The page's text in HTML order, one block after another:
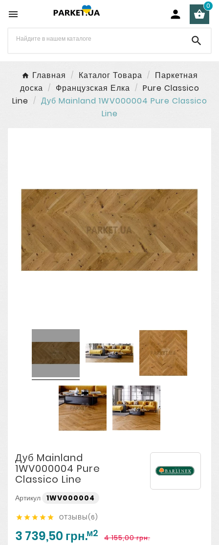
  
0

Главная Каталог Товара
Паркетная
доска
Французская Елка
Pure Classico
Line
Дуб Mainland 1WV000004 Pure Classico
Line
Дуб Mainland
1WV000004 Pure
Classico Line
Артикул 1WV000004
     ОТЗЫВЫ(6)
3 739,50 грн.м2 4 155,00 грн.